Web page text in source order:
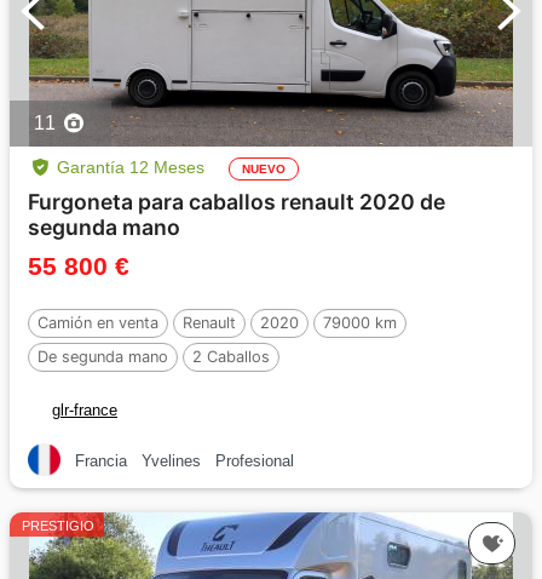
11
Garantía 12 Meses NUEVO
Furgoneta para caballos renault 2020 de
segunda mano
55 800 €
Camión en venta Renault 2020
79000 km
De segunda mano
2 Caballos
glr-france
Francia Yvelines Profesional
PRESTIGIO